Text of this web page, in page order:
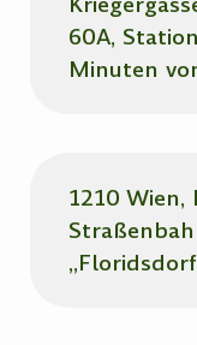
60A,
Minuten
1210